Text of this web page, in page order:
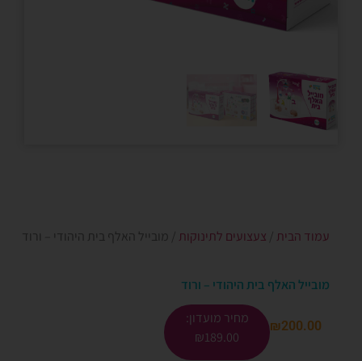
עמוד הבית /צעצועים לתינוקות/ מובייל האלף בית היהודי – ורוד
מובייל האלף בית היהודי – ורוד
₪200.00
מחיר מועדון:
₪189.00